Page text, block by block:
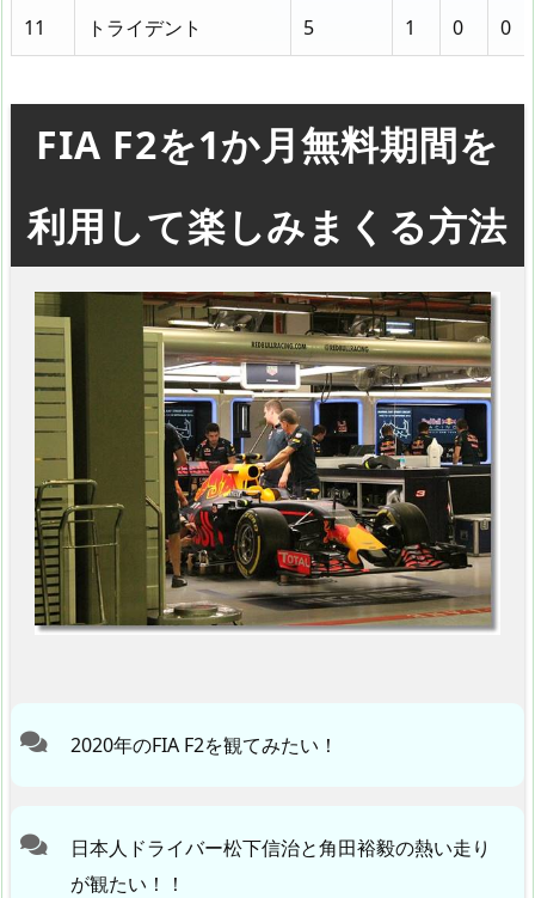
11 トライデント 5 1 0 0
FIA F2を1か月無料期間を
利用して楽しみまくる方法
2020年のFIA F2を観てみたい！
日本人ドライバー松下信治と角田裕毅の熱い走り
が観たい！！